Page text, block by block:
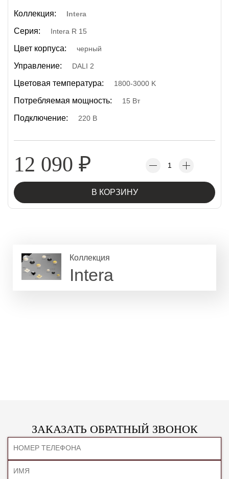
Коллекция: Intera
Серия: Intera R 15
Цвет корпуса: черный
Управление: DALI 2
Цветовая температура: 1800-3000 K
Потребляемая мощность: 15 Вт
Подключение: 220 В
12 090 ₽
В КОРЗИНУ
Коллекция
Intera
ЗАКАЗАТЬ ОБРАТНЫЙ ЗВОНОК